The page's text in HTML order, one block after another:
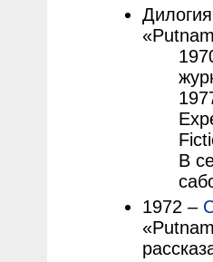
В
1972 –